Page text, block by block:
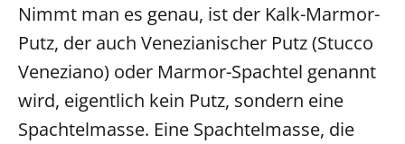
Nimmt man es genau, ist der Kalk-Marmor-
Putz, der auch Venezianischer Putz (Stucco
Veneziano) oder Marmor-Spachtel genannt
wird, eigentlich kein Putz, sondern eine
Spachtelmasse. Eine Spachtelmasse, die